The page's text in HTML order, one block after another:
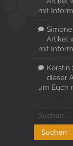
mit
Simone
Artikel
mit
Kerstin
dieser
um Euch